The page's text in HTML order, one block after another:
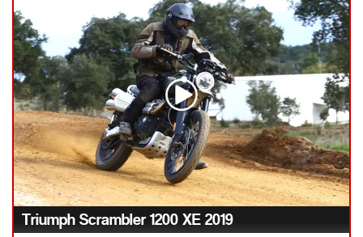
Triumph Scrambler 1200 XE 2019